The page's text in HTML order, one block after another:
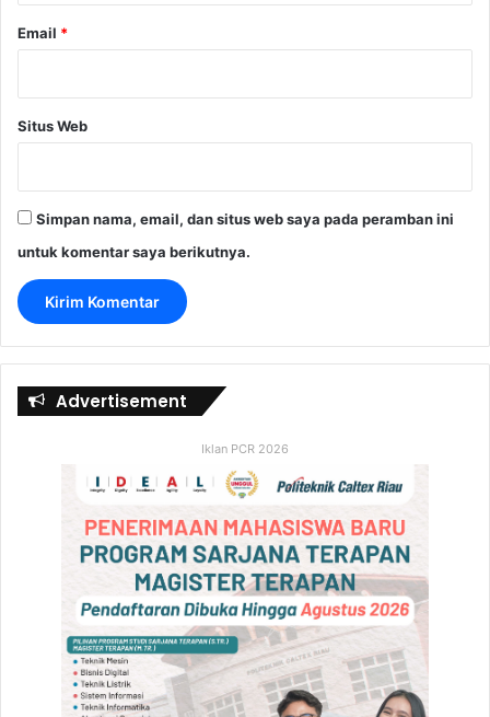
Email *
Situs Web
Simpan nama, email, dan situs web saya pada peramban ini
untuk komentar saya berikutnya.
Advertisement
Iklan PCR 2026